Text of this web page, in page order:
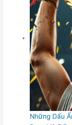
Những Dấu